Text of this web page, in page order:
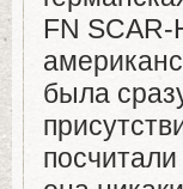
FN SCAR-
была